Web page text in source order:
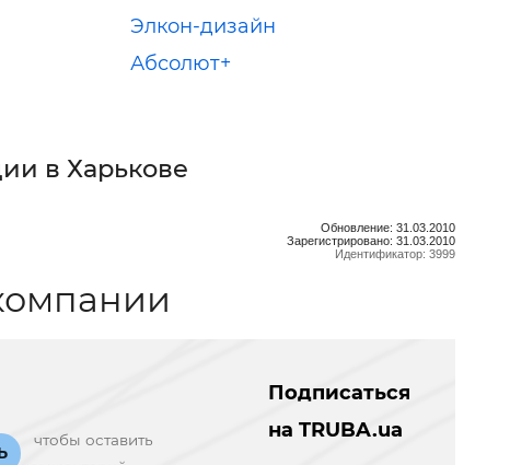
Элкон-дизайн
Абсолют+
в Харькове
Обновление: 31.03.2010
Зарегистрировано: 31.03.2010
Идентификатор: 3999
чтобы оставить
Подписаться
на TRUBA.ua